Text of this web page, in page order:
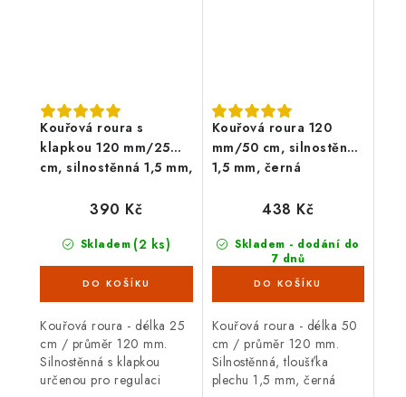
Kouřová roura s
klapkou 120 mm/25
cm, silnostěnná 1,5 mm,
Skladem (2 ks)
390 Kč
Kouřová roura - délka 25
cm / průměr 120 mm.
Silnostěnná s klapkou
určenou pro regulaci
Kouřová roura 120
mm/50 cm, silnostěnná
1,5 mm, černá
Skladem - dodání do
7 dnů
(1 ks)
438 Kč
Kouřová roura - délka 50
cm / průměr 120 mm.
Silnostěnná, tloušťka
plechu 1,5 mm, černá